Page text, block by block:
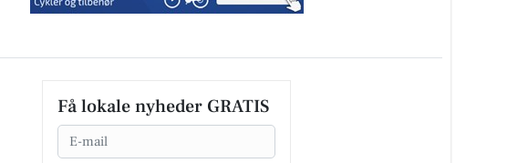
Få lokale nyheder GRATIS
Email